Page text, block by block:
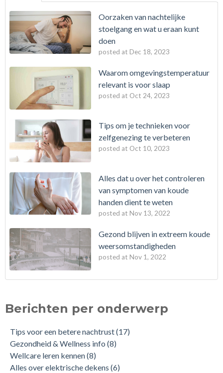
Oorzaken van nachtelijke
stoelgang en wat u eraan kunt
doen
posted at Dec 18, 2023
Waarom omgevingstemperatuur
relevant is voor slaap
posted at Oct 24, 2023
Tips om je technieken voor
zelfgenezing te verbeteren
posted at Oct 10, 2023
Alles dat u over het controleren
van symptomen van koude
handen dient te weten
posted at Nov 13, 2022
Gezond blijven in extreem koude
weersomstandigheden
posted at Nov 1, 2022
Berichten per onderwerp
Tips voor een betere nachtrust(17)
Gezondheid & Wellness info (8)
Wellcare leren kennen(8)
Alles over elektrische dekens (6)